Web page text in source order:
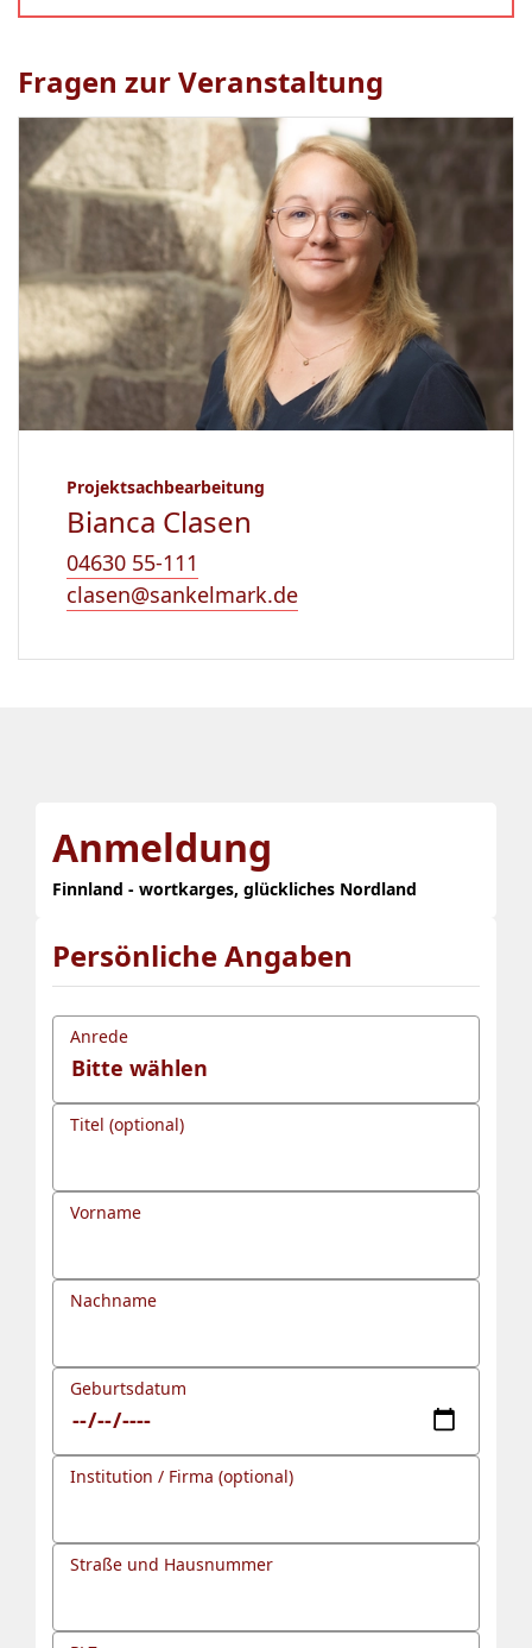
Fragen zur Veranstaltung
Projektsachbearbeitung
Bianca Clasen
04630 55-111
clasen@sankelmark.de
Anmeldung
Finnland - wortkarges, glückliches Nordland
Persönliche Angaben
Anrede
Titel (optional)
Vorname
Nachname
Geburtsdatum
Institution / Firma (optional)
Straße und Hausnummer